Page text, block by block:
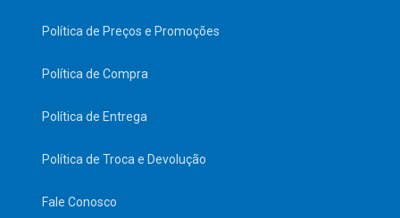
Política de Preços e Promoções
Política de Compra
Política de Entrega
Política de Troca e Devolução
Fale Conosco